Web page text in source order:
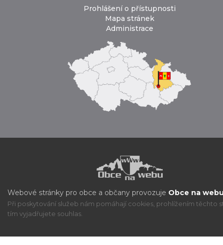
Prohlášení o přístupnosti
Mapa stránek
Administrace
Webové stránky pro obce a občany provozuje Obce na
Při poskytování služeb nám pomáhají cookies, prohlížením těchto
tím vyjadřujete souhlas.